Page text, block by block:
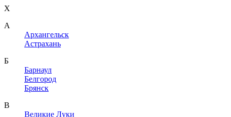
X
A
Архангельск
Астрахань
Б
Барнаул
Белгород
Брянск
В
Великие Луки